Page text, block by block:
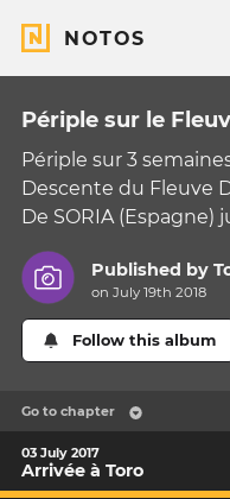
NOTOS
Périple sur le
Périple sur 3
Descente du Fleuve
De SORIA (Espagne)
Published by
on July 19th 2018
Follow this album
Go to chapter
03 July 2017
Arrivée à Toro